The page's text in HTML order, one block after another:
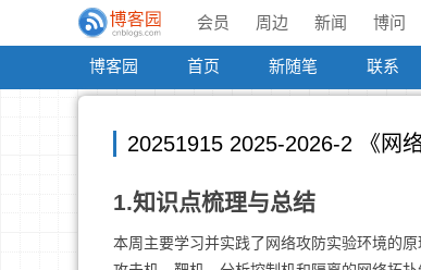
会员 周边 新闻 博问
博客园 首页 新随笔 联系
20251915 2025-2026-2 《网
1.知识点梳理与总结
本周主要学习并实践了网络攻防实验环境的